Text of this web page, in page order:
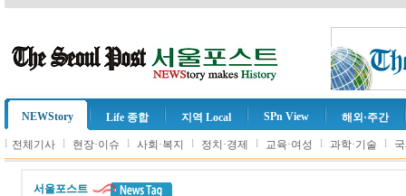
NEWStory Life 종합 지역 Local SPn View 해외·주간
l 전체기사 l 현장·이슈 l 사회·복지 l 정치·경제 l 교육·여성 l 과학·기술 l
서울포스트